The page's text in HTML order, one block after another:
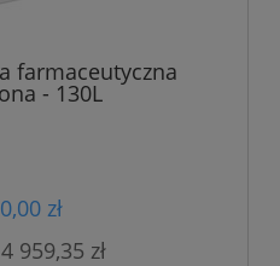
farmaceutyczna
- 130L
zł
4 959,35 zł